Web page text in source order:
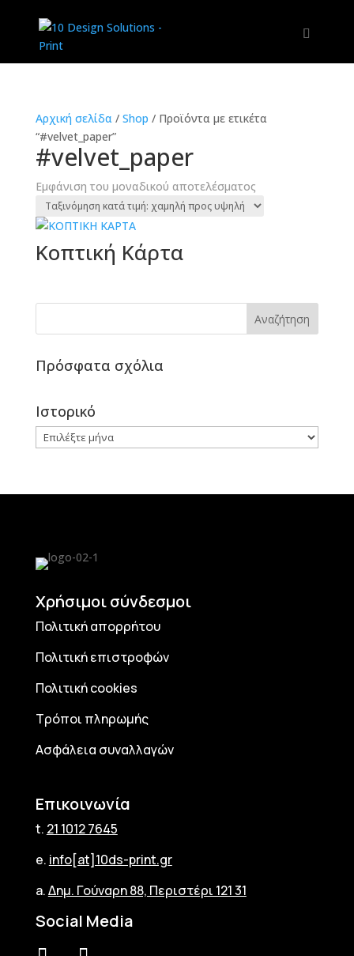
Αρχική σελίδα/ Shop / Προϊόντα με ετικέτα
“#velvet_paper”
#velvet_paper
Εμφάνιση του μοναδικού αποτελέσματος
Κοπτική Κάρτα
Πρόσφατα σχόλια
Ιστορικό
Ιστορικό
Χρήσιμοι σύνδεσμοι
Πολιτική απορρήτου
Πολιτική επιστροφών
Πολιτική cookies
Τρόποι πληρωμής
Ασφάλεια συναλλαγών
Επικοινωνία
t. 21 1012 7645
e. info[at]10ds-print.gr
a.Δημ. Γούναρη 88, Περιστέρι 121 31
Social Media